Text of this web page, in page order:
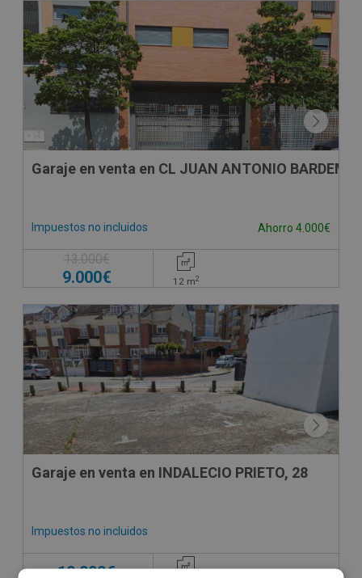
VPO
Garaje en venta en CL JUAN ANTONIO BARDEM, -
Impuestos no incluidos Ahorro 4.000€
13.000€
9.000€ 12 m2
CONDICIONES ESPECIALES
Garaje en venta en INDALECIO PRIETO, 28
Impuestos no incluidos
10.000€